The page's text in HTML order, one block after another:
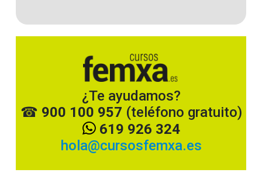
¿Te ayudamos?
☎ 900 100 957 (teléfono gratuito)
619 926 324
hola@cursosfemxa.es